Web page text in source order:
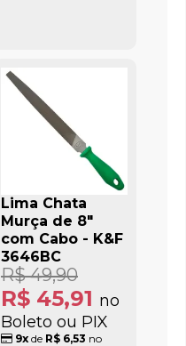
Lima Chata
Murça de 8"
com Cabo - K&F
3646BC
R$ 45,91 no
Boleto ou PIX
R$ 49,90
9xde R$ 6,53 no